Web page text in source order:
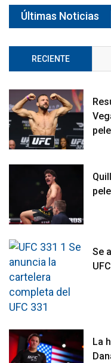
Últimas Noticias
RECIENTE
Se
La